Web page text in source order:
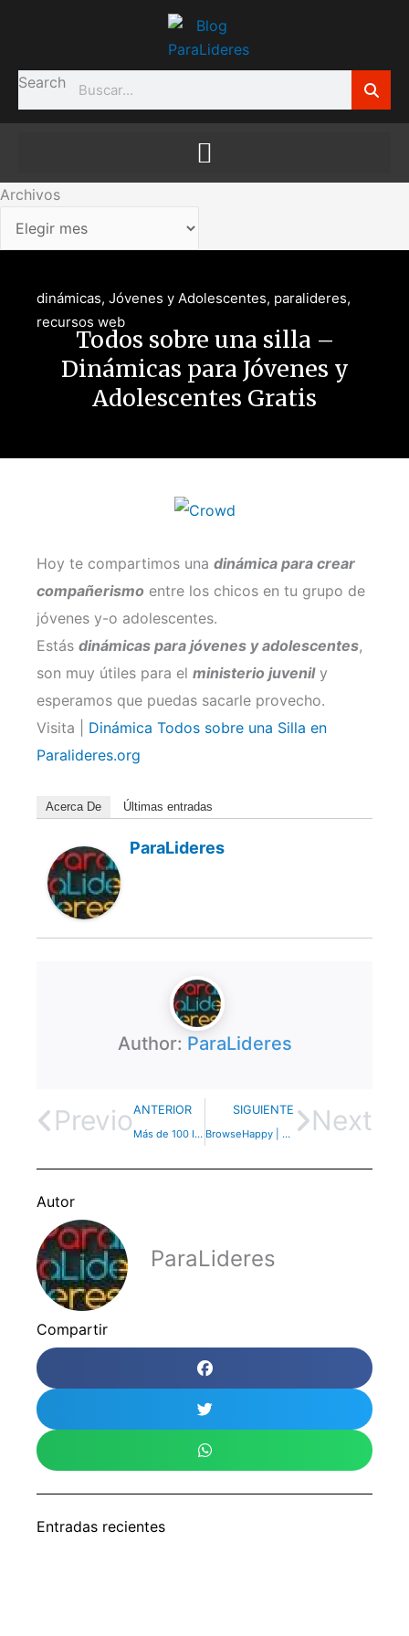
Search
Archivos
dinámicas, Jóvenes y Adolescentes, paralideres,
recursos web
Todos sobre una silla –
Dinámicas para Jóvenes y
Adolescentes Gratis
Hoy te compartimos una dinámica para crear
compañerismo entre los chicos en tu grupo de
jóvenes y-o adolescentes.
Estás dinámicas para jóvenes y adolescentes,
son muy útiles para el ministerio juvenily
esperamos que puedas sacarle provecho.
Visita | Dinámica Todos sobre una Silla en
Paralideres.org
Acerca De Últimas entradas
ParaLideres
Author: ParaLideres
PrevioANTERIOR
Más de 100 Imágenes sobre la Iglesia gratis.
SIGUIENTE
BrowseHappy | Conoce los últimos navegadores de internet y actualizate! Next
Autor
ParaLideres
Compartir
Entradas recientes